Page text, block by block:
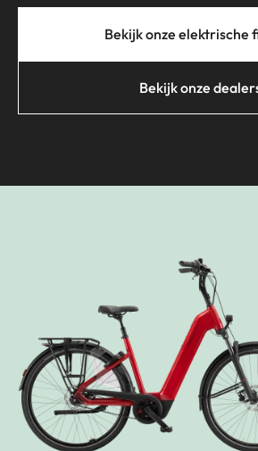
Bekijk onze elektrische
Bekijk onze